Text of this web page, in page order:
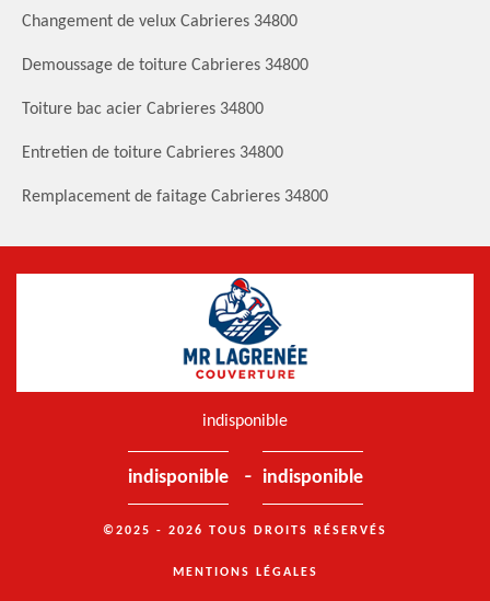
Changement de velux Cabrieres 34800
Demoussage de toiture Cabrieres 34800
Toiture bac acier Cabrieres 34800
Entretien de toiture Cabrieres 34800
Remplacement de faitage Cabrieres 34800
indisponible
indisponible - indisponible
©2025 - 2026 TOUS DROITS RÉSERVÉS
MENTIONS LÉGALES